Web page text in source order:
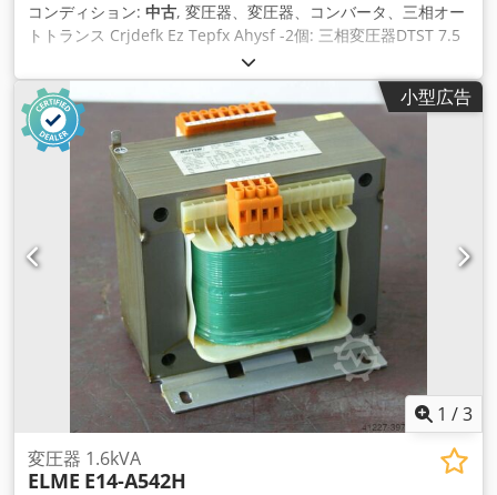
コンディション: 中古, 変圧器、変圧器、コンバータ、三相オー
トトランス Crjdefk Ez Tepfx Ahysf -2個: 三相変圧器DTST 7.5
-付き: 追加の電子モジュール -一次側：400V -電源：各5.5kVA -
寸法：合計200/430/H740 mm -総重量：164kg
小型広告
1 /3
変圧器 1.6kVA
ELME E14-A542H